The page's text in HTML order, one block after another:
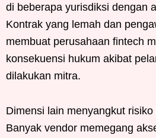
di beberapa yurisdiksi dengan
Kontrak yang lemah dan
membuat perusahaan fintech
konsekuensi hukum akibat
dilakukan mitra.
Dimensi lain menyangkut
Banyak vendor memegang